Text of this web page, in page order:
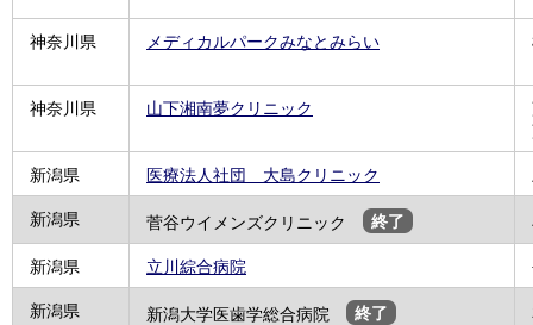
神奈川県 メディカルパークみなとみらい
神奈川県 山下湘南夢クリニック
新潟県 医療法人社団 大島クリニック
新潟県 菅谷ウイメンズクリニック 終了
新潟県 立川綜合病院
新潟県 新潟大学医歯学総合病院 終了